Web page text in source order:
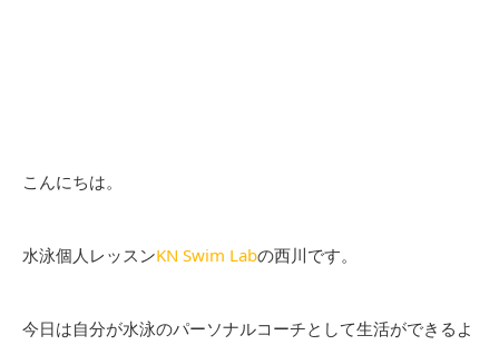
こんにちは。
水泳個人レッスンKN Swim Labの西川です。
今日は自分が水泳のパーソナルコーチとして生活ができるよ